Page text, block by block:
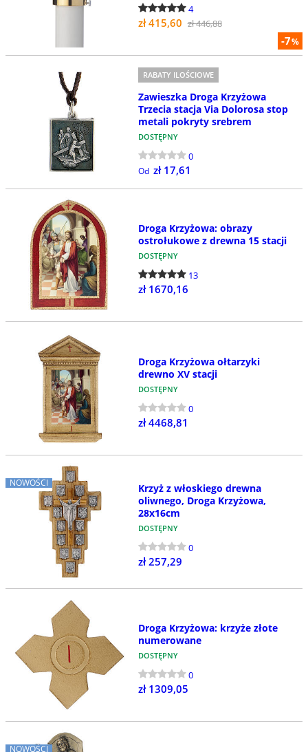
-7%
4
zł 415,60 zł 446,88
RABATY ILOŚCIOWE
Zawieszka Droga Krzyżowa
Trzecia stacja Via Dolorosa stop
metali pokryty srebrem
DOSTĘPNY
0
Od zł 17,61
Droga Krzyżowa: obrazy
ostrołukowe z drewna 15 stacji
DOSTĘPNY
13
zł 1670,16
Droga Krzyżowa ołtarzyki
drewno XV stacji
DOSTĘPNY
0
zł 4468,81
NOWOŚCI
Krzyż z włoskiego drewna
oliwnego, Droga Krzyżowa,
28x16cm
DOSTĘPNY
0
zł 257,29
Droga Krzyżowa: krzyże złote
numerowane
DOSTĘPNY
0
zł 1309,05
NOWOŚCI